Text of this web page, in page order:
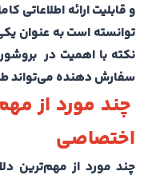
و قابلیت ارائه
توانسته است به عنوان
نکته با اهمیت در
سفارش دهنده می‌تواند
چند مورد از
اختصاصی
چند مورد از مهم‌ترین